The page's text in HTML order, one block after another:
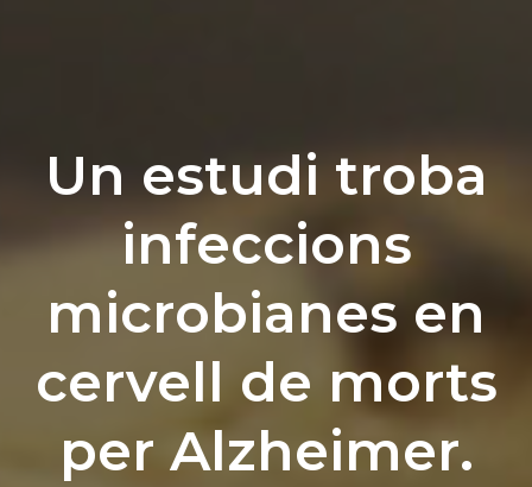
Un estudi troba
infeccions
microbianes en
cervell de morts
per Alzheimer.